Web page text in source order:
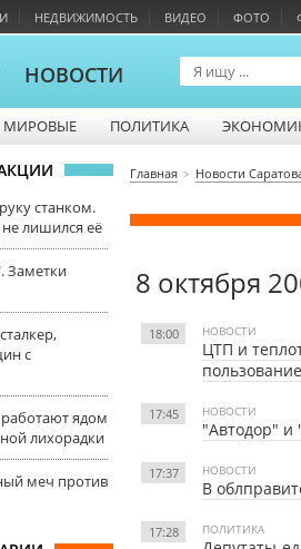
НЕДВИЖИМОСТЬ ВИДЕО ФОТО
НОВОСТИ
МИРОВЫЕ ПОЛИТИКА
станком.
лишился её
Заметки
с
ядом
лихорадки
меч против
Главная Новости
8 октября
18:00 НОВОСТИ
ЦТП и
17:45 НОВОСТИ
"Автодор" и
17:37 НОВОСТИ
В
17:28 ПОЛИТИКА